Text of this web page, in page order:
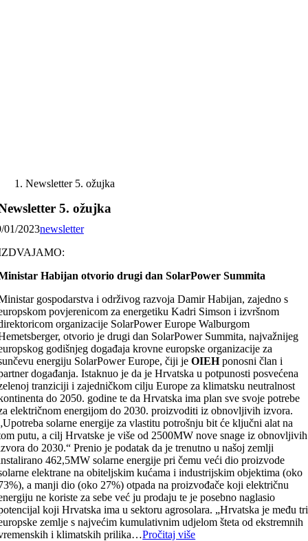
Newsletter 5. ožujka
5. ožujka
01/2023newsletter
Habijan otvorio drugi dan SolarPower Summita
gospodarstva i održivog razvoja Damir Habijan, zajedno s
povjerenicom za energetiku Kadri Simson i izvršnom
organizacije SolarPower Europe Walburgom
otvorio je drugi dan SolarPower Summita, najvažnijeg
godišnjeg događaja krovne europske organizacije za
energiju SolarPower Europe, čiji jeOIEHponosni član i
događanja. Istaknuo je da je Hrvatska u potpunosti posvećena
tranziciji i zajedničkom cilju Europe za klimatsku neutralnost
do 2050. godine te da Hrvatska ima plan sve svoje potrebe
električnom energijom do 2030. proizvoditi iz obnovljivih izvora.
solarne energije za vlastitu potrošnju bit će ključni alat na
putu, a cilj Hrvatske je više od 2500MW nove snage iz obnovljivih
do 2030.“ Prenio je podatak da je trenutno u našoj zemlji
462,5MW solarne energije pri čemu veći dio proizvode
elektrane na obiteljskim kućama i industrijskim objektima (oko
a manji dio (oko 27%) otpada na proizvođače koji električnu
ne koriste za sebe već ju prodaju te je posebno naglasio
koji Hrvatska ima u sektoru agrosolara. „Hrvatska je među tri
zemlje s najvećim kumulativnim udjelom šteta od ekstremnih
i klimatskih prilika…Pročitaj više